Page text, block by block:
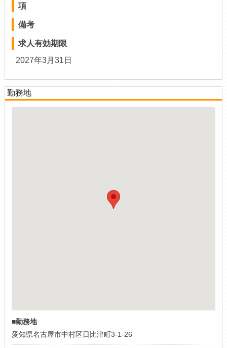
項
備考
求人有効期限
2027年3月31日
勤務地
■勤務地
愛知県名古屋市中村区日比津町3-1-26